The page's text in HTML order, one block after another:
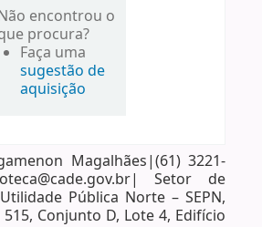
encontrou o
procura?
Faça uma
sugestão de
aquisição
Magalhães|(61) 3221-
Setor de
Pública Norte – SEPN,
Conjunto D, Lote 4, Edifício